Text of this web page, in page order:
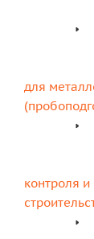
для
контроля